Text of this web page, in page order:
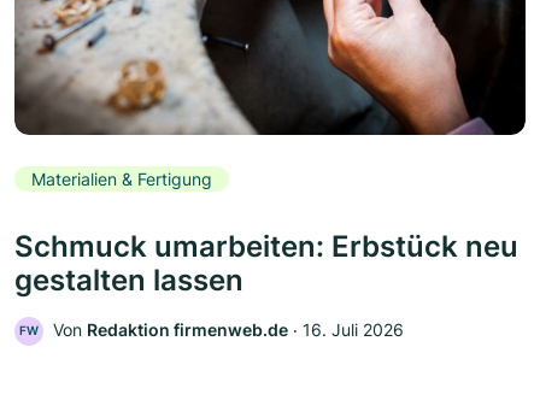
Materialien & Fertigung
Schmuck umarbeiten: Erbstück neu
gestalten lassen
FW Von Redaktion firmenweb.de ‧ 16. Juli 2026